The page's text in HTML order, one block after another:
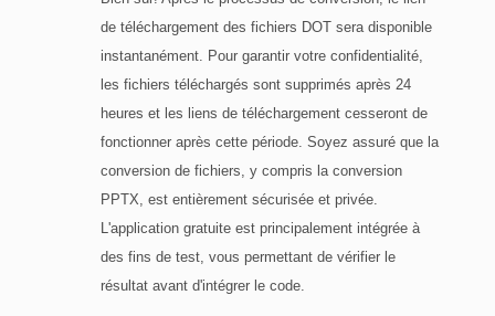
de téléchargement des fichiers DOT sera disponible
instantanément. Pour garantir votre confidentialité,
les fichiers téléchargés sont supprimés après 24
heures et les liens de téléchargement cesseront de
fonctionner après cette période. Soyez assuré que la
conversion de fichiers, y compris la conversion
PPTX, est entièrement sécurisée et privée.
L'application gratuite est principalement intégrée à
des fins de test, vous permettant de vérifier le
résultat avant d'intégrer le code.